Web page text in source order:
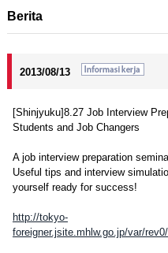
Berita
2013/08/13
[Shinjyuku]8.27 Job Interview
Students and Job Changers
A job interview preparation
Useful tips and interview
yourself ready for success!
http://tokyo-
foreigner.jsite.mhlw.go.jp/var/